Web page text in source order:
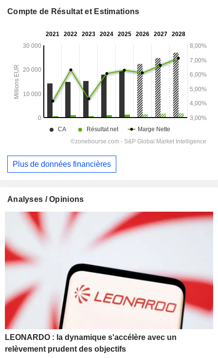
Compte de Résultat et Estimations
Plus de données financières
Analyses / Opinions
LEONARDO : la dynamique s'accélère avec un
relèvement prudent des objectifs